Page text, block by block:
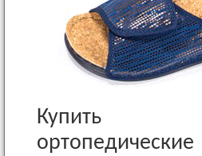
Купить
ортопедические